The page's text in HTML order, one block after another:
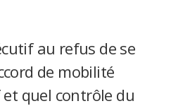
au refus de se
de mobilité
quel contrôle du